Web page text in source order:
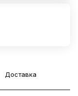
Доставка